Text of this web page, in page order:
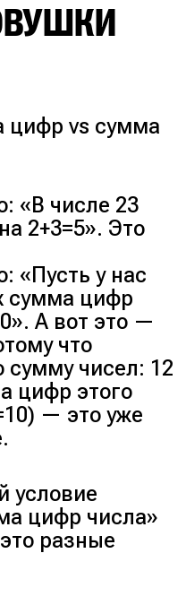
vs сумма
«В числе 23
2+3=5». Это
«Пусть у нас
сумма цифр
А вот это —
что
чисел: 12
цифр этого
— это уже
условие
цифр числа»
разные